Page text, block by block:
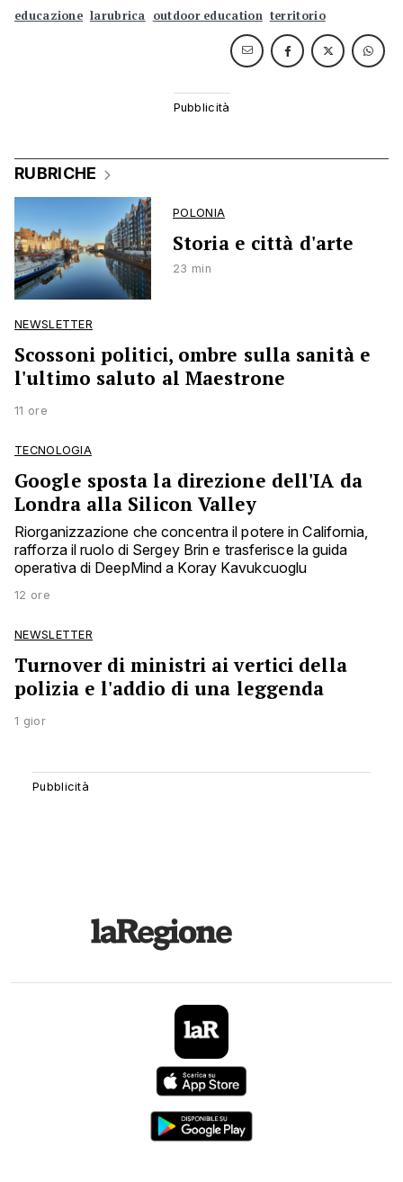
educazione larubrica outdoor education territorio
RUBRICHE
POLONIA
Storia e città d'arte
23 min
NEWSLETTER
Scossoni politici, ombre sulla sanità e
l'ultimo saluto al Maestrone
11 ore
TECNOLOGIA
Google sposta la direzione dell'IA da
Londra alla Silicon Valley
Riorganizzazione che concentra il potere in California,
rafforza il ruolo di Sergey Brin e trasferisce la guida
operativa di DeepMind a Koray Kavukcuoglu
12 ore
NEWSLETTER
Turnover di ministri ai vertici della
polizia e l'addio di una leggenda
1 gior